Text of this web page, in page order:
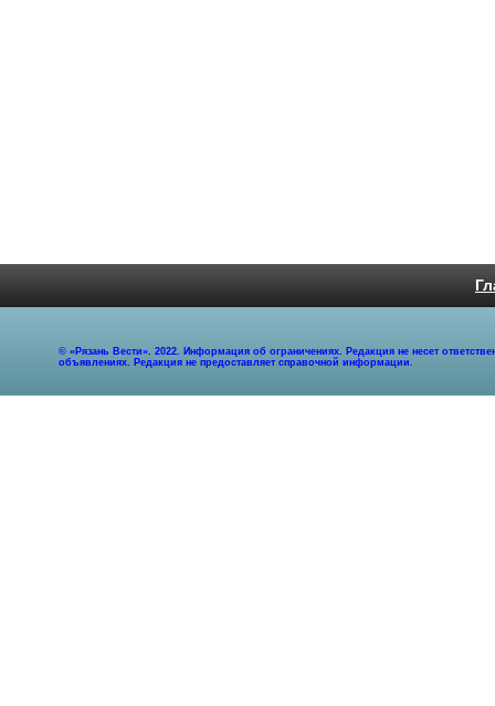
© «Рязань Вести». 2022. Информация об ограничениях. Редакция не несет
объявлениях. Редакция не предоставляет справочной информации.